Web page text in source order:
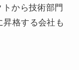
から技術部門
昇格する会社も